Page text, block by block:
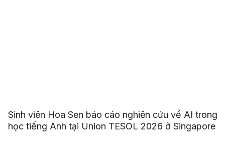
Sinh viên Hoa Sen báo cáo nghiên cứu về AI trong
học tiếng Anh tại Union TESOL 2026 ở Singapore